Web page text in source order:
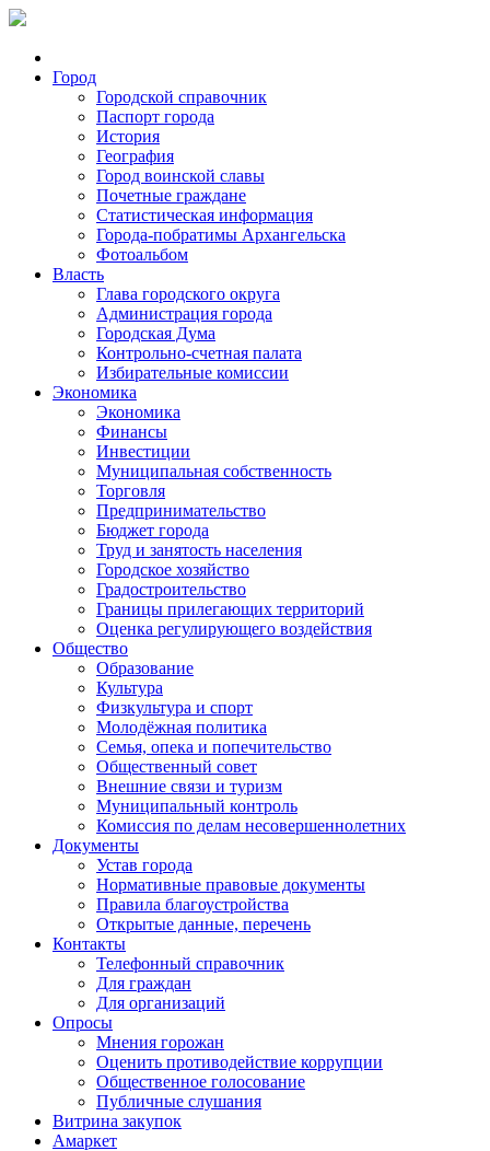
Город
Городской справочник
Паспорт города
История
География
Город воинской славы
Почетные граждане
Статистическая информация
Города-побратимы Архангельска
Фотоальбом
Власть
Глава городского округа
Администрация города
Городская Дума
Контрольно-счетная палата
Избирательные комиссии
Экономика
Экономика
Финансы
Инвестиции
Муниципальная собственность
Торговля
Предпринимательство
Бюджет города
Труд и занятость населения
Городское хозяйство
Градостроительство
Границы прилегающих территорий
Оценка регулирующего воздействия
Общество
Образование
Культура
Физкультура и спорт
Молодёжная политика
Семья, опека и попечительство
Общественный совет
Внешние связи и туризм
Муниципальный контроль
Комиссия по делам несовершеннолетних
Документы
Устав города
Нормативные правовые документы
Правила благоустройства
Открытые данные, перечень
Контакты
Телефонный справочник
Для граждан
Для организаций
Опросы
Мнения горожан
Оценить противодействие коррупции
Общественное голосование
Публичные слушания
Витрина закупок
Амаркет